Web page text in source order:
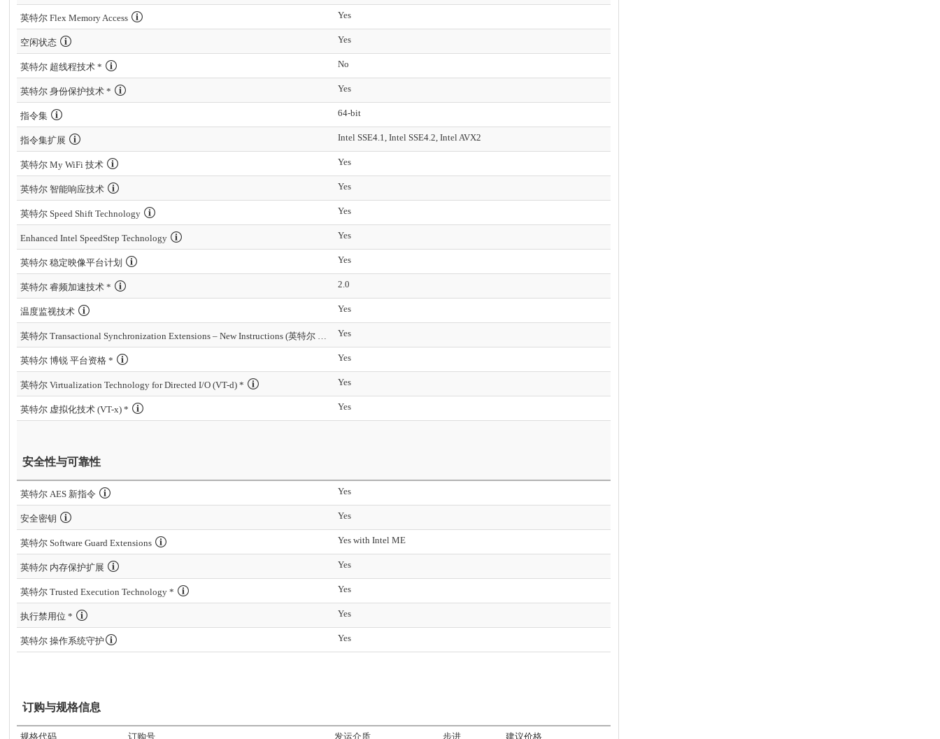
英特尔 Flex Memory Access Yes
空闲状态 Yes
英特尔 超线程技术 * No
英特尔 身份保护技术 * Yes
指令集 64-bit
指令集扩展 Intel SSE4.1, Intel SSE4.2, Intel AVX2
英特尔 My WiFi 技术 Yes
英特尔 智能响应技术 Yes
英特尔 Speed Shift Technology Yes
Enhanced Intel SpeedStep Technology Yes
英特尔 稳定映像平台计划 Yes
英特尔 睿频加速技术 * 2.0
温度监视技术 Yes
英特尔 Transactional Synchronization Extensions – New Instructions (英特尔 TSX-NI) Yes
英特尔 博锐 平台资格 * Yes
英特尔 Virtualization Technology for Directed I/O (VT-d) * Yes
英特尔 虚拟化技术 (VT-x) * Yes
安全性与可靠性
英特尔 AES 新指令 Yes
安全密钥 Yes
英特尔 Software Guard Extensions Yes with Intel ME
英特尔 内存保护扩展 Yes
英特尔 Trusted Execution Technology * Yes
执行禁用位 * Yes
英特尔 操作系统守护 Yes
订购与规格信息
规格代码 订购号 发运介质 步进 建议价格